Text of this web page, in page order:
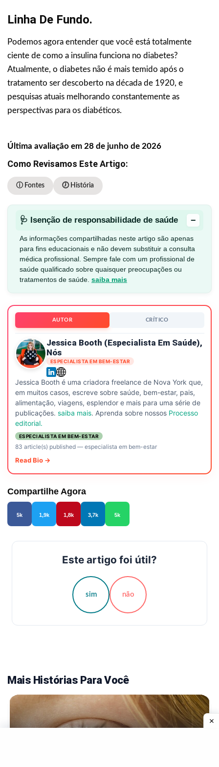
Linha De Fundo.
Podemos agora entender que você está totalmente
ciente de como a insulina funciona no diabetes?
Atualmente, o diabetes não é mais temido após o
tratamento ser descoberto na década de 1920, e
pesquisas atuais melhorando constantemente as
perspectivas para os diabéticos.
Última avaliação em 28 de junho de 2026
Como Revisamos Este Artigo:
ⓘ Fontes 🕖 História
🩺 Isenção de responsabilidade de saúde −
As informações compartilhadas neste artigo são apenas
para fins educacionais e não devem substituir a consulta
médica profissional. Sempre fale com um profissional de
saúde qualificado sobre quaisquer preocupações ou
tratamentos de saúde. saiba mais
AUTOR CRÍTICO
Jessica Booth (especialista Em Saúde),
Nós
ESPECIALISTA EM BEM-ESTAR
Jessica Booth é uma criadora freelance de Nova York que,
em muitos casos, escreve sobre saúde, bem-estar, pais,
alimentação, viagens, esplendor e mais para uma série de
publicações. saiba mais. Aprenda sobre nossos Processo
editorial.
ESPECIALISTA EM BEM-ESTAR
83 article(s) published— especialista em bem-estar
Read Bio →
Compartilhe Agora
5k 1,9k 1,8k 3,7k 5k
Este artigo foi útil?
sim não
Mais Histórias Para Você